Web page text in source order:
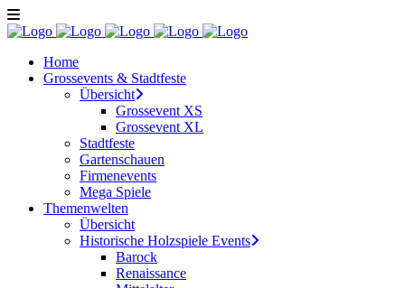
Home
Grossevents & Stadtfeste
Übersicht
Grossevent XS
Grossevent XL
Stadtfeste
Gartenschauen
Firmenevents
Mega Spiele
Themenwelten
Übersicht
Historische Holzspiele Events
Barock
Renaissance